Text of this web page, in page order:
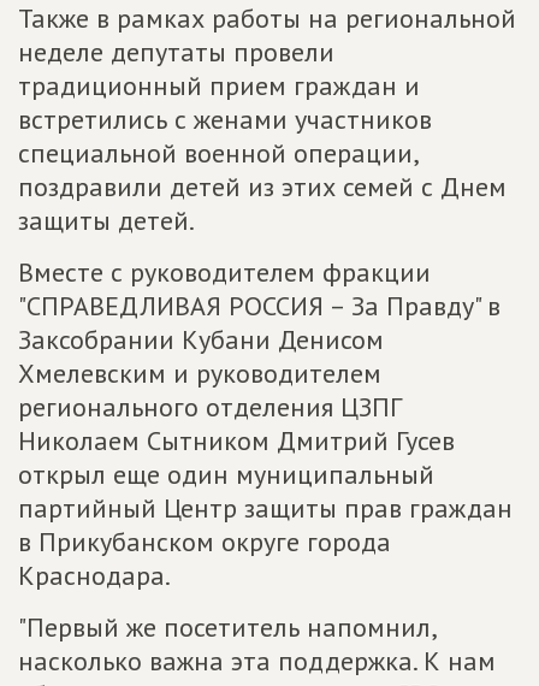
Также в рамках работы на региональной
неделе депутаты провели
традиционный прием граждан и
встретились с женами участников
специальной военной операции,
поздравили детей из этих семей с Днем
защиты детей.
Вместе с руководителем фракции
"СПРАВЕДЛИВАЯ РОССИЯ – За Правду" в
Заксобрании Кубани Денисом
Хмелевским и руководителем
регионального отделения ЦЗПГ
Николаем Сытником Дмитрий Гусев
открыл еще один муниципальный
партийный Центр защиты прав граждан
в Прикубанском округе города
Краснодара.
"Первый же посетитель напомнил,
насколько важна эта поддержка. К нам